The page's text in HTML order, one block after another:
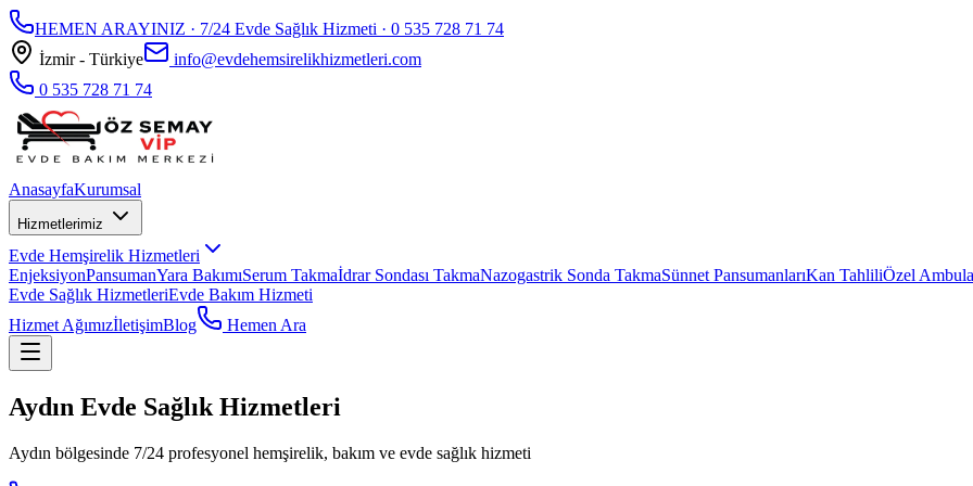
HEMEN ARAYINIZ · 7/24 Evde Sağlık Hizmeti · 0 535 728 71 74
İzmir - Türkiye
info@evdehemsirelikhizmetleri.com
0 535 728 71 74
AnasayfaKurumsal
Hizmetlerimiz
Evde Hemşirelik Hizmetleri
EnjeksiyonPansumanYara BakımıSerum Takmaİdrar Sondası TakmaNazogastrik Sonda TakmaSünnet PansumanlarıKan TahliliÖzel
Evde Sağlık HizmetleriEvde Bakım Hizmeti
Hizmet AğımızİletişimBlog Hemen Ara
Aydın Evde Sağlık Hizmetleri
Aydın bölgesinde 7/24 profesyonel hemşirelik, bakım ve evde sağlık hizmeti